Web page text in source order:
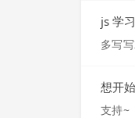
js 学
多写
想开
支持~